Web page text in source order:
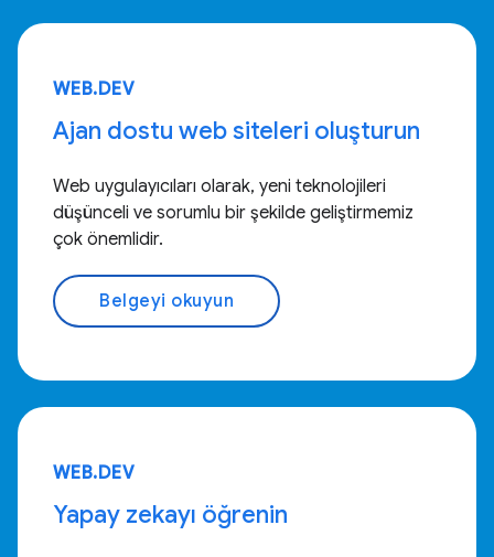
WEB.DEV
Ajan dostu web siteleri oluşturun
Web uygulayıcıları olarak, yeni teknolojileri
düşünceli ve sorumlu bir şekilde geliştirmemiz
çok önemlidir.
Belgeyi okuyun
WEB.DEV
Yapay zekayı öğrenin